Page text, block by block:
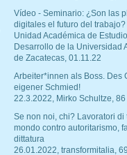
Vídeo - Seminario: ¿Son las
digitales el futuro del trabajo?
Unidad Académica de
Desarrollo de la Universidad
de Zacatecas, 01.11.22
Arbeiter*innen als Boss. Des
eigener Schmied!
22.3.2022, Mirko Schultze, 86
Se non noi, chi? Lavoratori di
mondo contro autoritarismo,
dittatura
26.01.2022, transformitalia,